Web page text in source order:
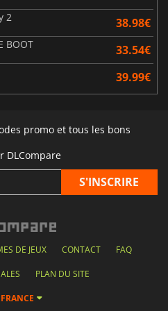
2 38.98€
BOOT 33.54€
39.99€
promo et tous les bons
DLCompare
DE JEUX CONTACT FAQ
PLAN DU SITE
FRANCE